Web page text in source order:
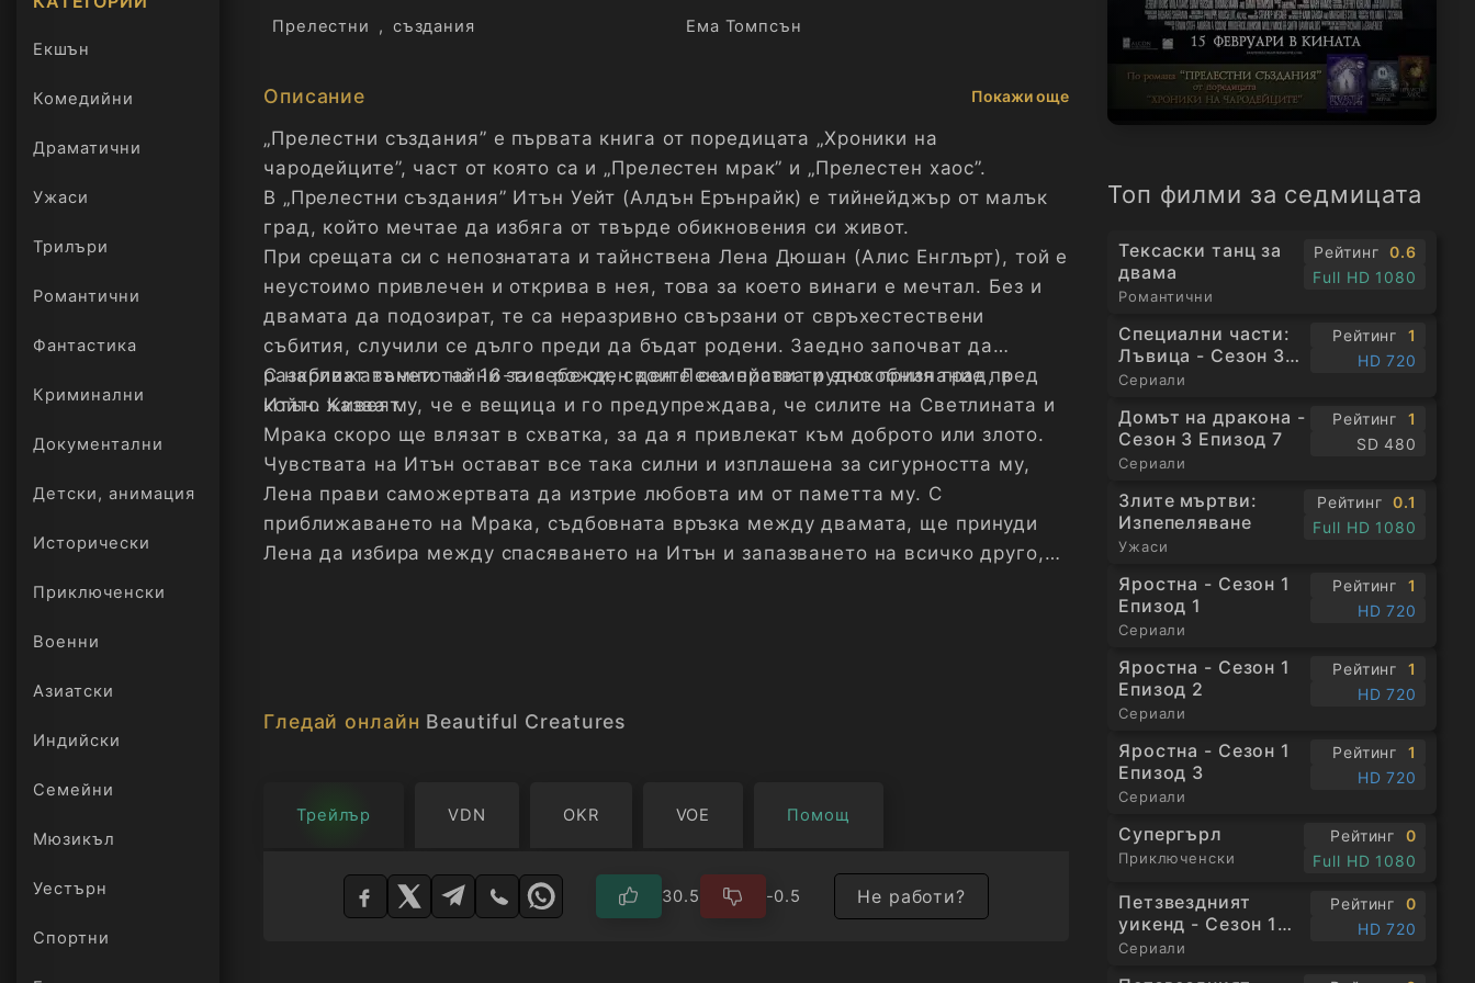
Екшън
Комедийни
Драматични
Ужаси
Трилъри
онлайн
Романтични
Фантастика
Криминални
Документални
Детски, анимация
Исторически
Приключенски
Военни
Азиатски
Индийски
Семейни
Мюзикъл
Уестърн
Спортни
Топ филми за седмицата
Тексаски танц за
двама
Романтични
Рейтинг
0.6
Full HD 1080
Специални части:
Лъвица - Сезон 3
Епизод 1
Сериали
Рейтинг
1
HD 720
Домът на дракона -
Сезон 3 Епизод 7
Сериали
Рейтинг
1
SD 480
Злите мъртви:
Изпепеляване
Ужаси
Рейтинг
0.1
Full HD 1080
Яростна - Сезон 1
Епизод 1
Сериали
Рейтинг
1
HD 720
Яростна - Сезон 1
Епизод 2
Сериали
Рейтинг
1
HD 720
Яростна - Сезон 1
Епизод 3
Сериали
Рейтинг
1
HD 720
Супергърл
Приключенски
Рейтинг
0
Full HD 1080
Петзвездният
уикенд - Сезон 1
Епизод 1
Сериали
Рейтинг
0
HD 720
Прелестни
, създания
Ема Томпсън
Описание Покажи още
„Прелестни създания” е първата книга от поредицата „Хроники на
чародейците”, част от която са и „Прелестен мрак” и „Прелестен хаос”.
В „Прелестни създания” Итън Уейт (Алдън Ерънрайк) е тийнейджър от малък
град, който мечтае да избяга от твърде обикновения си живот.
При срещата си с непознатата и тайнствена Лена Дюшан (Алис Енглърт), той е
неустоимо привлечен и открива в нея, това за което винаги е мечтал. Без и
двамата да подозират, те са неразривно свързани от свръхестествени
събития, случили се дълго преди да бъдат родени. Заедно започват да
разкриват тъмни тайни за себе си, своите семейства и злокобния град, в
който живеят.
С наближаването на 16-тия рожден ден Лена прави трудно признание пред
Итън. Казва му, че е вещица и го предупреждава, че силите на Светлината и
Мрака скоро ще влязат в схватка, за да я привлекат към доброто или злото.
Чувствата на Итън остават все така силни и изплашена за сигурността му,
Лена прави саможертвата да изтрие любовта им от паметта му. С
приближаването на Мрака, съдбовната връзка между двамата, ще принуди
Лена да избира между спасяването на Итън и запазването на всичко друго,
Гледай онлайн Beautiful Creatures
Трейлър VDN OKR VOE Помощ
плейър
30.5 -0.5 Не работи?